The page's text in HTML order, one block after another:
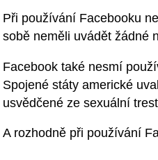
Při používání Facebooku
sobě neměli uvádět žádné
Facebook také nesmí
Spojené státy americké
usvědčené ze sexuální
A rozhodně při používání